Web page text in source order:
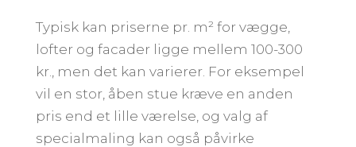
Typisk kan priserne pr. m² for vægge,
lofter og facader ligge mellem 100-300
kr., men det kan varierer. For eksempel
vil en stor, åben stue kræve en anden
pris end et lille værelse, og valg af
specialmaling kan også påvirke